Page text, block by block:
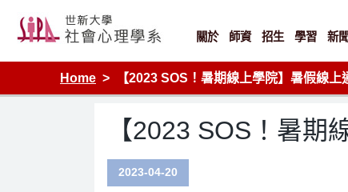
content
關於 師資 招生 學習 新
Home 【2023 SOS！暑期線上學院】暑假線上
【2023 SOS！暑期
2023-04-20